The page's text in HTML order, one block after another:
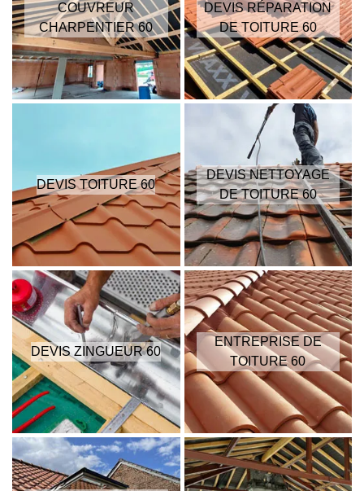
COUVREUR
CHARPENTIER 60
DEVIS RÉPARATION
DE TOITURE 60
DEVIS TOITURE 60
DEVIS NETTOYAGE
DE TOITURE 60
DEVIS ZINGUEUR 60
ENTREPRISE DE
TOITURE 60